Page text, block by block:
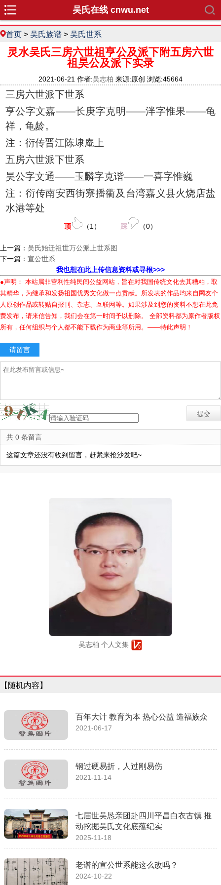
吴氏在线 cnwu.net
首页 > 吴氏族谱 > 吴氏世系
灵水吴氏三房六世祖亨公及派下附五房六世
祖昊公及派下实录
2021-06-21 作者:吴志柏 来源:原创 浏览:45664
三房六世派下世系
亨公字文嘉——长庚字克明——泮字惟果——龟
祥，龟龄。
注：衍传晋江陈埭庵上
五房六世派下世系
昊公字文通——玉麟字克谐——一喜字惟巍
注：衍传南安西街寮播衢及台湾嘉义县火烧店盐
水港等处
顶 （1 ） 踩 （0）
上一篇： 吴氏始迁祖世万公派上世系图
下一篇： 宣公世系
我也想在此上传信息资料或寻根>>>
●声明： 本站属非营利性纯民间公益网站，旨在对我国传统文化去其糟粕，取
其精华，为继承和发扬祖国优秀文化做一点贡献。所发表的作品均来自网友个
人原创作品或转贴自报刊、杂志、互联网等。如果涉及到您的资料不想在此免
费发布，请来信告知，我们会在第一时间予以删除。 全部资料都为原作者版权
所有，任何组织与个人都不能下载作为商业等所用。——特此声明！
请留言
共 0 条留言
这篇文章还没有收到留言，赶紧来抢沙发吧~
吴志柏 个人文集
【随机内容】
百年大计 教育为本 热心公益 造福族众
2021-06-17
钢过硬易折，人过刚易伤
2021-11-14
七届世吴恳亲团赴四川平昌白衣古镇 推
动挖掘吴氏文化底蕴纪实
2025-11-18
老谱的宣公世系能这么改吗？
2024-10-22